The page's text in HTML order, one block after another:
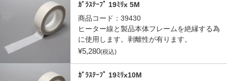
ｶﾞﾗｽﾃｰﾌﾟ 19ﾐﾘx 5M
商品コード： 39430
ヒーター線と製品本体フレームを絶縁する為
に使用します。剥離性が有ります。
¥5,280(税込)
ｶﾞﾗｽﾃｰﾌﾟ 19ﾐﾘx10M